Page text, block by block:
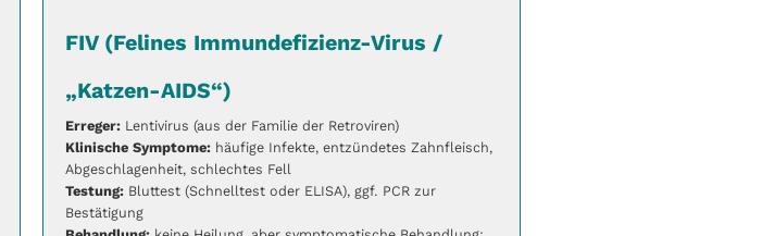
FIV (Felines Immundefizienz-Virus /
„Katzen-AIDS“)
Erreger: Lentivirus (aus der Familie der Retroviren)
Klinische Symptome: häufige Infekte, entzündetes Zahnfleisch,
Abgeschlagenheit, schlechtes Fell
Testung: Bluttest (Schnelltest oder ELISA), ggf. PCR zur
Bestätigung